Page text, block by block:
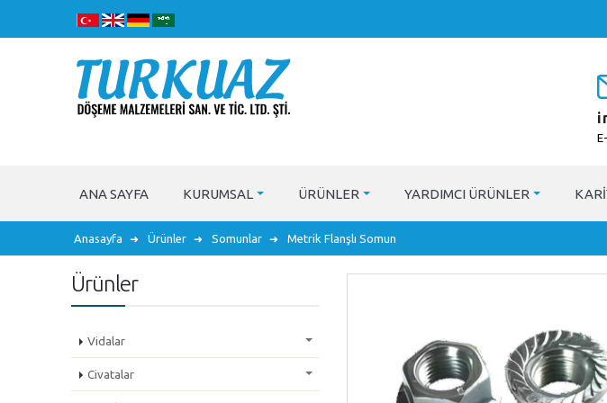
ANA SAYFA KURUMSAL ÜRÜNLER YARDIMCI ÜRÜNLER
Anasayfa Ürünler Somunlar Metrik Flanşlı Somun
Ürünler
Vidalar
Civatalar